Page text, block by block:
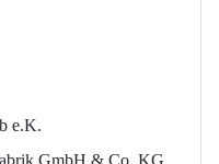
e.K.